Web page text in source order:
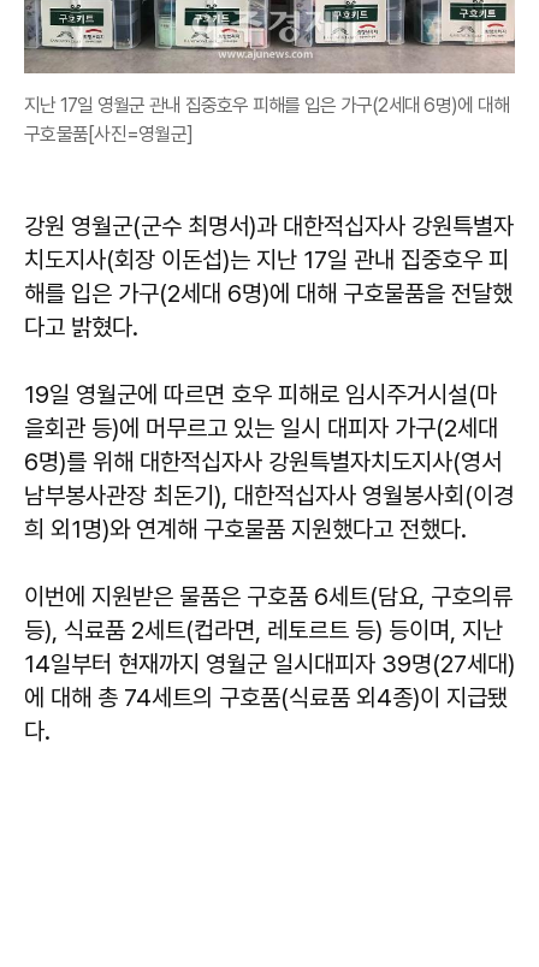
지난 17일 영월군 관내 집중호우 피해를 입은 가구(2세대 6명)에 대해
구호물품[사진=영월군]
강원 영월군(군수 최명서)과 대한적십자사 강원특별자
치도지사(회장 이돈섭)는 지난 17일 관내 집중호우 피
해를 입은 가구(2세대 6명)에 대해 구호물품을 전달했
다고 밝혔다.
19일 영월군에 따르면 호우 피해로 임시주거시설(마
을회관 등)에 머무르고 있는 일시 대피자 가구(2세대
6명)를 위해 대한적십자사 강원특별자치도지사(영서
남부봉사관장 최돈기), 대한적십자사 영월봉사회(이경
희 외1명)와 연계해 구호물품 지원했다고 전했다.
이번에 지원받은 물품은 구호품 6세트(담요, 구호의류
등), 식료품 2세트(컵라면, 레토르트 등) 등이며, 지난
14일부터 현재까지 영월군 일시대피자 39명(27세대)
에 대해 총 74세트의 구호품(식료품 외4종)이 지급됐
다.